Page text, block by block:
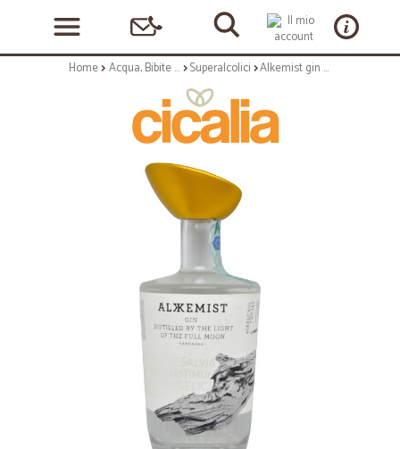
Home Acqua, Bibite e Alcolici Superalcolici Alkemist gin cl.70